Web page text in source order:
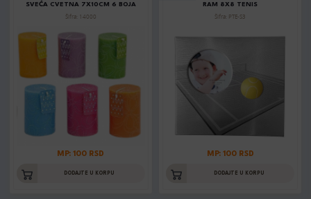
SVEĆA CVETNA 7X10CM 6 BOJA
Šifra: 14000
MP: 100 RSD
DODAJTE U KORPU
RAM 8X8 TENIS
Šifra: PTE-S3
MP: 100 RSD
DODAJTE U KORPU